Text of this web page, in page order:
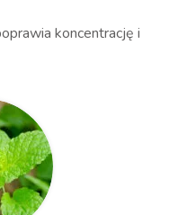
koncentrację i